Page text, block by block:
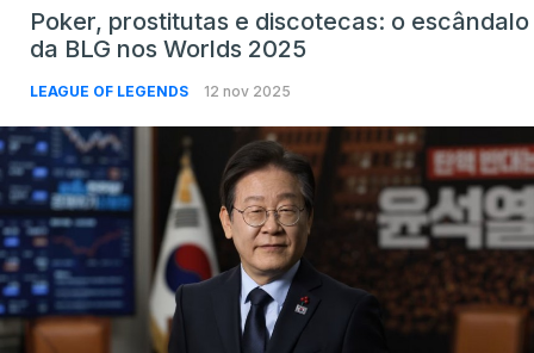
Poker, prostitutas e discotecas: o escândalo
da BLG nos Worlds 2025
LEAGUE OF LEGENDS 12 nov 2025